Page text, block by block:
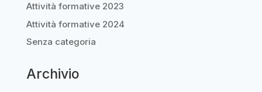
Attività formative 2023
Attività formative 2024
Senza categoria
Archivio